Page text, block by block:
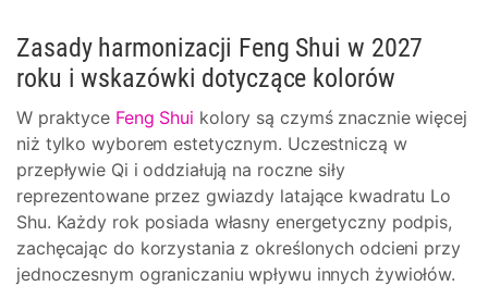
Zasady harmonizacji Feng Shui w 2027
roku i wskazówki dotyczące kolorów
W praktyce Feng Shui kolory są czymś znacznie więcej
niż tylko wyborem estetycznym. Uczestniczą w
przepływie Qi i oddziałują na roczne siły
reprezentowane przez gwiazdy latające kwadratu Lo
Shu. Każdy rok posiada własny energetyczny podpis,
zachęcając do korzystania z określonych odcieni przy
jednoczesnym ograniczaniu wpływu innych żywiołów.